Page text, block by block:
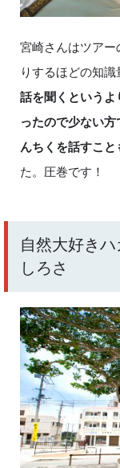
宮崎さんはツアー
りするほどの知
話を聞くという
ったので少ない
んちくを話すこと
た。圧巻です！
自然大好き
しろさ